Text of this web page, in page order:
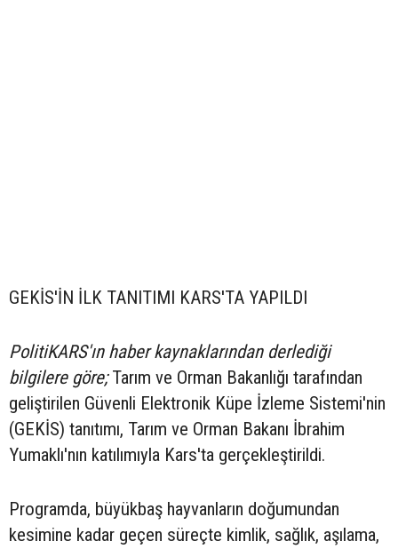
GEKİS'İN İLK TANITIMI KARS'TA YAPILDI
PolitiKARS'ın haber kaynaklarından derlediği
bilgilere göre;Tarım ve Orman Bakanlığı tarafından
geliştirilen Güvenli Elektronik Küpe İzleme Sistemi'nin
(GEKİS) tanıtımı, Tarım ve Orman Bakanı İbrahim
Yumaklı'nın katılımıyla Kars'ta gerçekleştirildi.
Programda, büyükbaş hayvanların doğumundan
kesimine kadar geçen süreçte kimlik, sağlık, aşılama,